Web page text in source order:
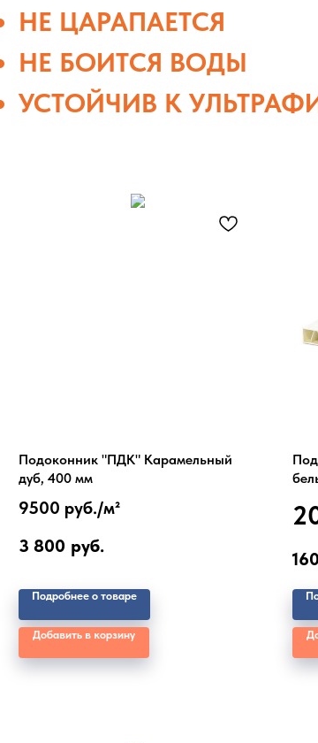
НЕ ЦАРАПАЕТСЯ
НЕ БОИТСЯ ВОДЫ
УСТОЙЧИВ К
Подоконник "ПДК" Карамельный
дуб, 400 мм
9500 руб./м²
3 800 руб.
Подробнее о товаре
Добавить в корзину
160